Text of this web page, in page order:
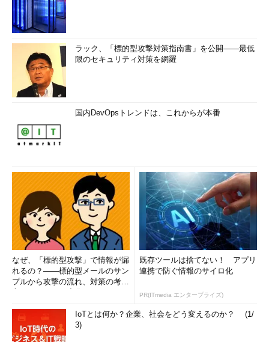
ラック、「標的型攻撃対策指南書」を公開――最低
限のセキュリティ対策を網羅
国内DevOpsトレンドは、これからが本番
なぜ、「標的型攻撃」で情報が漏
れるの？――標的型メールのサン
プルから攻撃の流れ、対策の考え
既存ツールは捨てない！ アプリ
連携で防ぐ情報のサイロ化
PR(ITmedia エンタープライズ)
IoTとは何か？企業、社会をどう変えるのか？ (1/
3)